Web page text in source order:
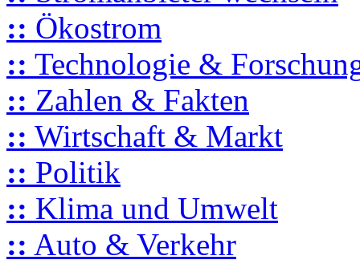
:: Ökostrom
:: Technologie &
:: Zahlen & Fakten
:: Wirtschaft & Markt
:: Politik
:: Klima und Umwelt
:: Auto & Verkehr